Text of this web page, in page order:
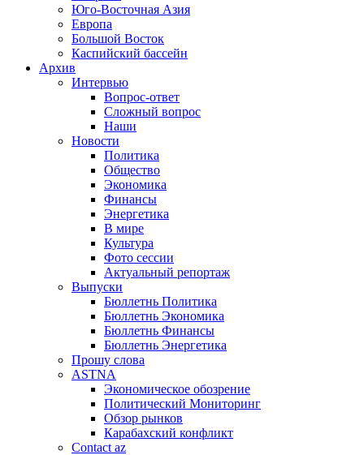
Юго-Восточная Азия
Европа
Большой Восток
Каспийский бассейн
Архив
Интервью
Вопрос-ответ
Сложный вопрос
Наши
Новости
Политика
Общество
Экономика
Финансы
Энергетика
В мире
Культура
Фото сессии
Актуальный репортаж
Выпуски
Бюллетнь Политика
Бюллетнь Экономика
Бюллетнь Финансы
Бюллетнь Энергетика
Прошу слова
ASTNA
Экономическое обозрение
Политический Мониторинг
Обзор рынков
Карабахский конфликт
Contact az